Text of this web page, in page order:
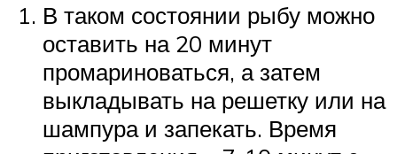
В таком состоянии рыбу можно
оставить на 20 минут
промариноваться, а затем
выкладывать на решетку или на
шампура и запекать. Время